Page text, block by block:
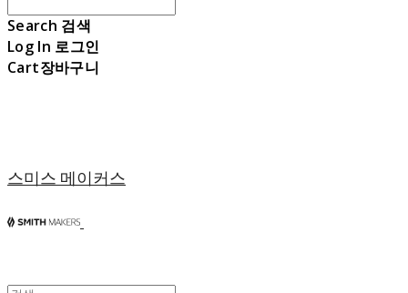
Search 검색
Log In 로그인
Cart장바구니
스미스 메이커스